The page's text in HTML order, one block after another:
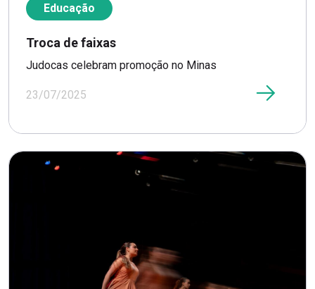
Educação
Troca de faixas
Judocas celebram promoção no Minas
23/07/2025